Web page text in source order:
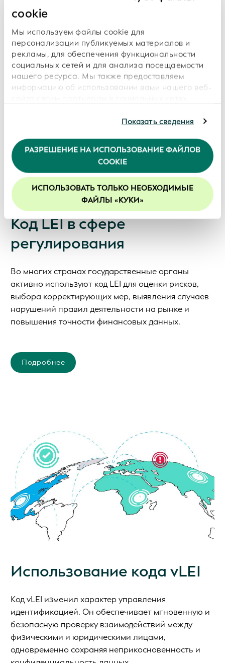
cookie
Мы используем файлы cookie для
персонализации публикуемых материалов и
рекламы, для обеспечения функциональности
социальных сетей и для анализа посещаемости
нашего ресурса. Мы также предоставляем
информацию об использовании вами нашего веб-
аналитическим организациям, которые могут
предоставленной вами или полученной ими в
результате использования вами их услуг.
Продолжая использование нашего веб-сайта, вы
соглашаетесь с нашей политикой в отношении
файлов cookie. Более подробная информация
приведена в документе с описанием нашей
Политики конфиденциальности.
Мы рекомендуем включить файлы cookie, чтобы
Показать сведения
РАЗРЕШЕНИЕ НА ИСПОЛЬЗОВАНИЕ ФАЙЛОВ
COOKIE
ИСПОЛЬЗОВАТЬ ТОЛЬКО НЕОБХОДИМЫЕ
ФАЙЛЫ «КУКИ»
Подробнее
Код LEI в сфере
регулирования
Во многих странах государственные органы
активно используют код LEI для оценки рисков,
выбора корректирующих мер, выявления случаев
нарушений правил деятельности на рынке и
повышения точности финансовых данных.
Подробнее
Использование кода vLEI
Код vLEI изменил характер управления
идентификацией. Он обеспечивает мгновенную и
безопасную проверку взаимодействий между
физическими и юридическими лицами,
одновременно сохраняя неприкосновенность и